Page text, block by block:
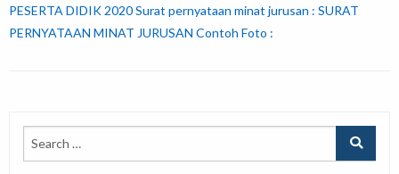
PESERTA DIDIK 2020 Surat pernyataan minat jurusan : SURAT
PERNYATAAN MINAT JURUSAN Contoh Foto :